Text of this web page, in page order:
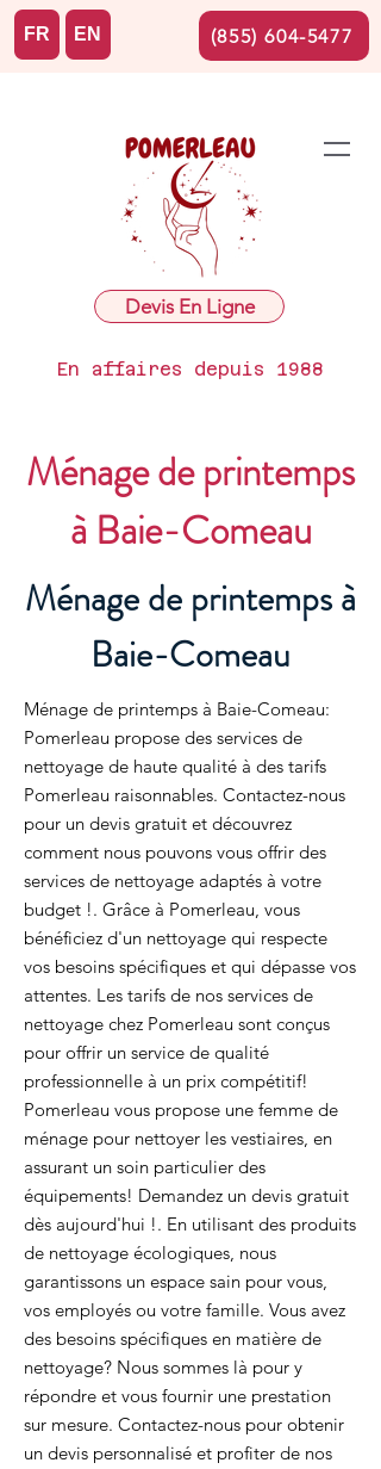
Devis En Ligne
En affaires depuis 1988
FR EN (855) 604-5477
Ménage de printemps
à Baie-Comeau
Ménage de printemps à
Baie-Comeau
Ménage de printemps à Baie-Comeau:
Pomerleau propose des services de
nettoyage de haute qualité à des tarifs
Pomerleau raisonnables. Contactez-nous
pour un devis gratuit et découvrez
comment nous pouvons vous offrir des
services de nettoyage adaptés à votre
budget !. Grâce à Pomerleau, vous
bénéficiez d'un nettoyage qui respecte
vos besoins spécifiques et qui dépasse vos
attentes. Les tarifs de nos services de
nettoyage chez Pomerleau sont conçus
pour offrir un service de qualité
professionnelle à un prix compétitif!
Pomerleau vous propose une femme de
ménage pour nettoyer les vestiaires, en
assurant un soin particulier des
équipements! Demandez un devis gratuit
dès aujourd'hui !. En utilisant des produits
de nettoyage écologiques, nous
garantissons un espace sain pour vous,
vos employés ou votre famille. Vous avez
des besoins spécifiques en matière de
nettoyage? Nous sommes là pour y
répondre et vous fournir une prestation
sur mesure. Contactez-nous pour obtenir
un devis personnalisé et profiter de nos